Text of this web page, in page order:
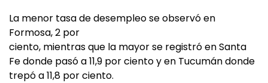
La menor tasa de desempleo se observó en
Formosa, 2 por
ciento, mientras que la mayor se registró en Santa
Fe donde pasó a 11,9 por ciento y en Tucumán donde
trepó a 11,8 por ciento.